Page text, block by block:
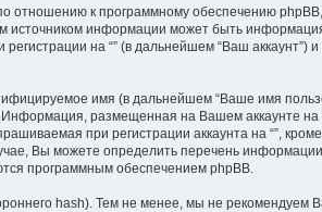
к программному обеспечению
информации может быть
на “” (в дальнейшем “Ваш
имя (в дальнейшем “Ваше имя
размещенная на Вашем аккаунте
при регистрации аккаунта на “”,
Вы можете определить перечень
программным обеспечением phpBB.
hash). Тем не менее, мы не рекомендуем